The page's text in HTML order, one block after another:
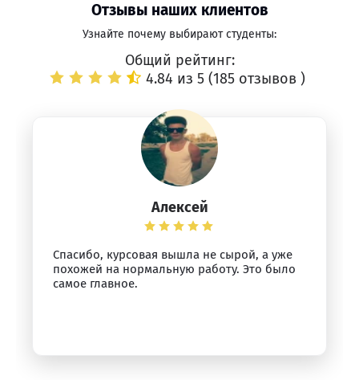
Отзывы наших клиентов
Узнайте почему выбирают студенты:
Общий рейтинг:
4.84 из 5 (185 отзывов )
Алексей
Спасибо, курсовая вышла не сырой, а уже
похожей на нормальную работу. Это было
самое главное.